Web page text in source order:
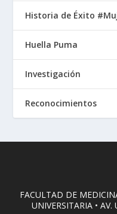
Historia de Éxito
Huella Puma
Investigación
Reconocimientos
FACULTAD DE
UNIVERSITARIA •